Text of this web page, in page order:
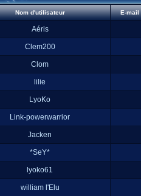
Nom d'utilisateur E-mail
Aéris
Clem200
Clom
lilie
LyoKo
Link-powerwarrior
Jacken
*SeY*
lyoko61
william l'Elu